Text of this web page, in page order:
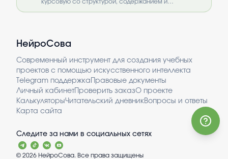
употреблению.
курсовую со структурой, содержанием и
НейроСова
Современный инструмент для создания учебных
проектов с помощью искусственного интеллекта
Telegram поддержка Правовые документы
Личный кабинетПроверить заказО проекте
КалькуляторыЧитательский дневникВопросы и ответы
Карта сайта
Следите за нами в социальных сетях
© 2026 НейроСова. Все права защищены